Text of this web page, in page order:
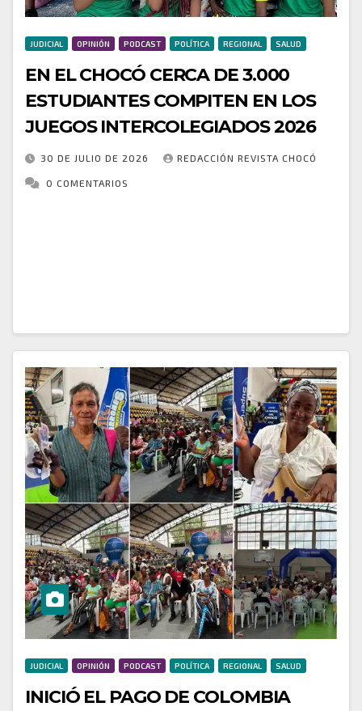
JUDICIAL OPINIÓN PODCAST POLÍTICA REGIONAL SALUD
EN EL CHOCÓ CERCA DE 3.000
ESTUDIANTES COMPITEN EN LOS
JUEGOS INTERCOLEGIADOS 2026
30 DE JULIO DE 2026 REDACCIÓN REVISTA CHOCÓ
0 COMENTARIOS
JUDICIAL OPINIÓN PODCAST POLÍTICA REGIONAL SALUD
INICIÓ EL PAGO DE COLOMBIA